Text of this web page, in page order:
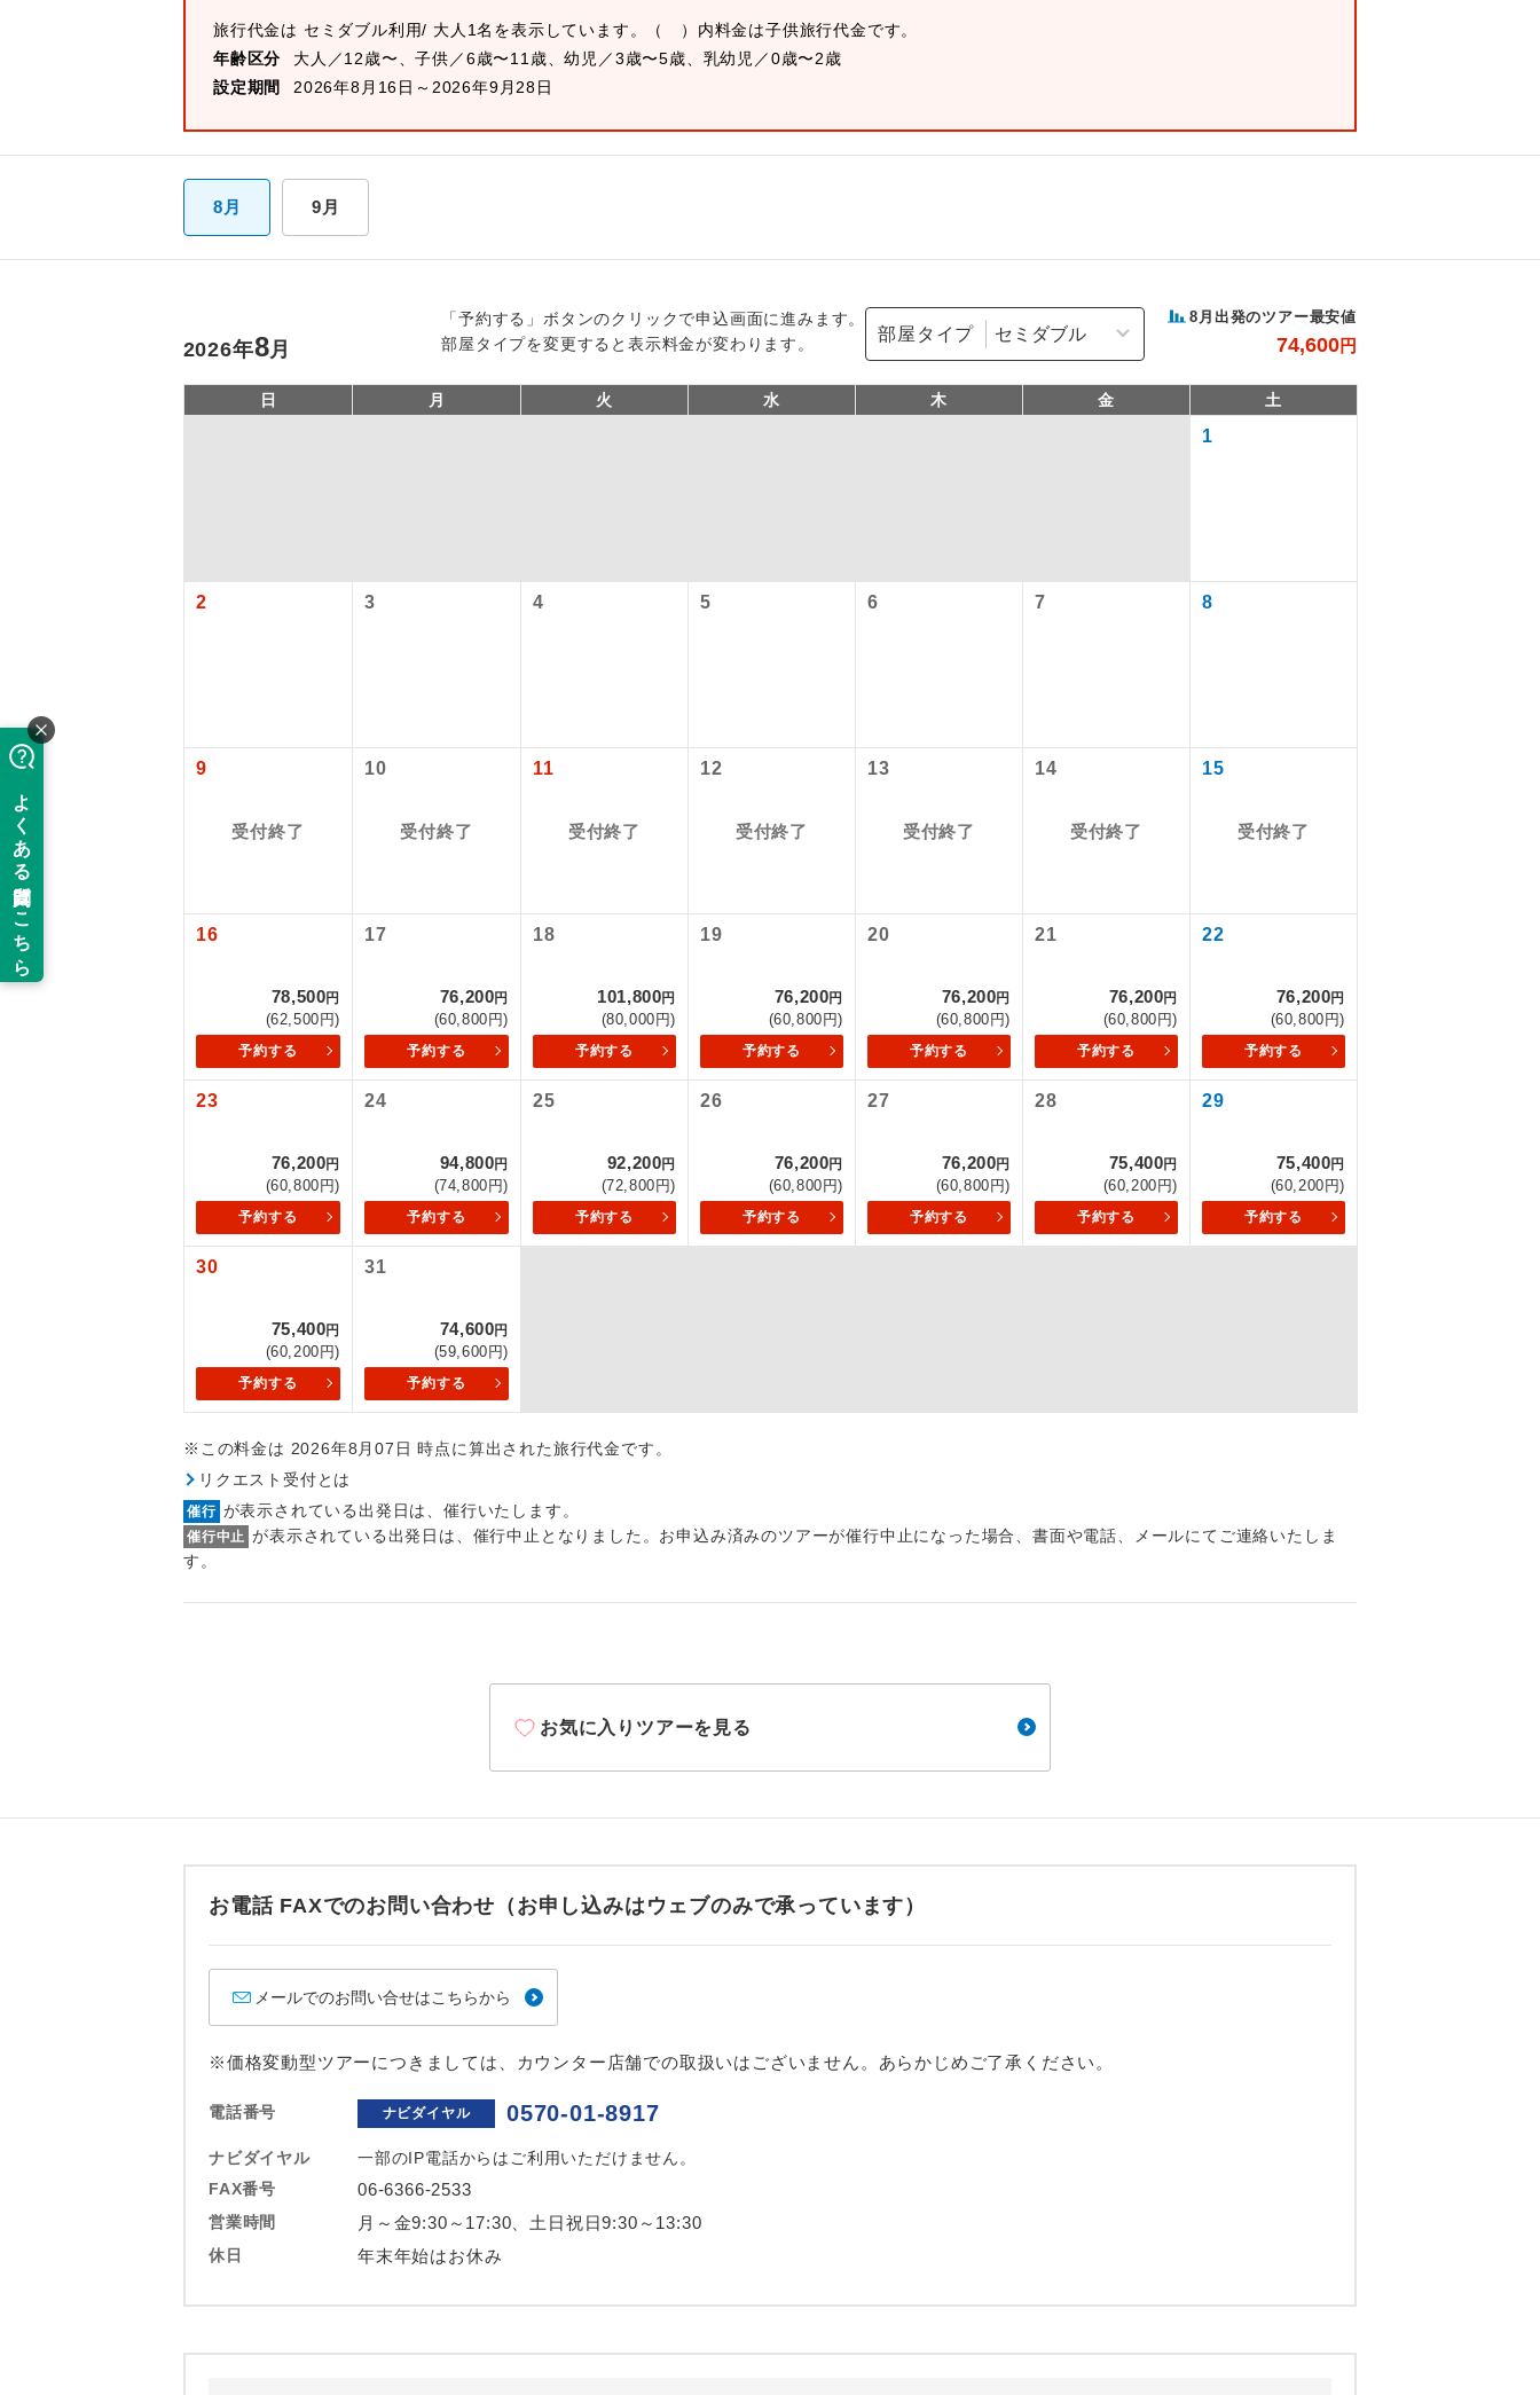
旅行代金は セミダブル利用/ 大人1名を表示しています。
（ ）内料金は子供旅行代金です。
年齢区分
大人／12歳〜、子供／6歳〜11歳、幼児／3歳〜5歳、乳幼児／0歳〜2歳
設定期間
2026年8月16日～2026年9月28日
8月 9月
「予約する」ボタンのクリックで申込画面に進みます。
部屋タイプを変更すると表示料金が変わります。
部屋タイプ
8 月出発のツアー最安値
74,600円
2026年8月
日 月 火 水 木 金 土
1
2 3 4 5 6 7 8
9
受付終了
10
受付終了
11
受付終了
12
受付終了
13
受付終了
14
受付終了
15
受付終了
16
78,500円
(62,500円)
予約する
17
76,200円
(60,800円)
予約する
18
101,800円
(80,000円)
予約する
19
76,200円
(60,800円)
予約する
20
76,200円
(60,800円)
予約する
21
76,200円
(60,800円)
予約する
22
76,200円
(60,800円)
予約する
23
76,200円
(60,800円)
予約する
24
94,800円
(74,800円)
予約する
25
92,200円
(72,800円)
予約する
26
76,200円
(60,800円)
予約する
27
76,200円
(60,800円)
予約する
28
75,400円
(60,200円)
予約する
29
75,400円
(60,200円)
予約する
30
75,400円
(60,200円)
予約する
31
74,600円
(59,600円)
予約する
※この料金は 2026年8月07日 時点に算出された旅行代金です。
リクエスト受付とは
催行 が表示されている出発日は、催行いたします。
催行中止 が表示されている出発日は、催行中止となりました。お申込み済みのツアーが催行中止になった場合、書面や電話、メールにてご連絡いたしま
す。
お気に入りツアーを見る
お電話 FAXでのお問い合わせ（お申し込みはウェブのみで承っています）
メールでのお問い合せはこちらから
※価格変動型ツアーにつきましては、カウンター店舗での取扱いはございません。あらかじめご了承ください。
電話番号 ナビダイヤル 0570-01-8917
ナビダイヤル
一部のIP電話からはご利用いただけません。
FAX番号
06-6366-2533
営業時間 月～金9:30～17:30、土日祝日9:30～13:30
休日 年末年始はお休み
航空会社が設定する「個人包括旅行運賃」を利用したツアーです。
ご旅行の契約が成立となります。
ご予約方法について
ウェブ限定コースとなりますので、コールセンター及びカウンターでのお申し込みはできま
現地添乗員同行
現地到着空港（駅）から最終日出発空港（駅）まで添乗員が
バスガイド乗務 バスガイドが乗務し、車内での観光案内があります。
ユネスコに登録されている文化遺産や自然遺産を訪ねるコー
絶景 絶景スポットに立ち寄るコースです。
温泉 温泉地にも宿泊するコースです。
大浴場 ご宿泊ホテルに大浴場が付いています。
全食事付き
全てのお食事が付いていますので、お食事の心配はいりませ
トラベルイヤホン
1名様催行 1名様から出発可能な個人型プランです。
2名様催行
1名様1室同代金 1名様1室利用でも追加料金がかからないコースです。
利用航空会社が指定なので、ご出発の計画にとても便利で
ホテル指定 ご紹介するホテルを指定したコースです。
おひとり様バス2席利用 おひとり様でバス席を2席利⽤できます。